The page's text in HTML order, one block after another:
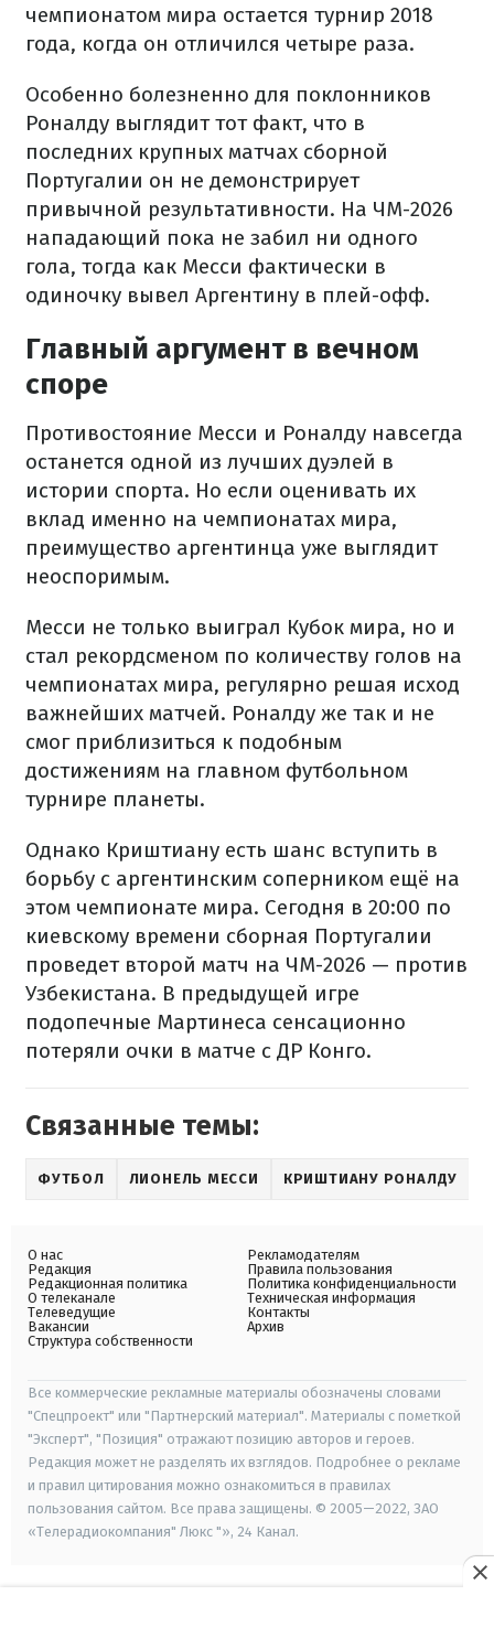
чемпионатом мира остается турнир 2018
года, когда он отличился четыре раза.
Особенно болезненно для поклонников
Роналду выглядит тот факт, что в
последних крупных матчах сборной
Португалии он не демонстрирует
привычной результативности. На ЧМ-2026
нападающий пока не забил ни одного
гола, тогда как Месси фактически в
одиночку вывел Аргентину в плей-офф.
Главный аргумент в вечном
споре
Противостояние Месси и Роналду навсегда
останется одной из лучших дуэлей в
истории спорта. Но если оценивать их
вклад именно на чемпионатах мира,
преимущество аргентинца уже выглядит
неоспоримым.
Месси не только выиграл Кубок мира, но и
стал рекордсменом по количеству голов на
чемпионатах мира, регулярно решая исход
важнейших матчей. Роналду же так и не
смог приблизиться к подобным
достижениям на главном футбольном
турнире планеты.
Однако Криштиану есть шанс вступить в
борьбу с аргентинским соперником ещё на
этом чемпионате мира. Сегодня в 20:00 по
киевскому времени сборная Португалии
проведет второй матч на ЧМ-2026 — против
Узбекистана. В предыдущей игре
подопечные Мартинеса сенсационно
потеряли очки в матче с ДР Конго.
Связанные темы:
ФУТБОЛ ЛИОНЕЛЬ МЕССИ КРИШТИАНУ РОНАЛДУ
О нас
Редакция
Редакционная политика
О телеканале
Телеведущие
Вакансии
Структура собственности
Рекламодателям
Правила пользования
Политика конфиденциальности
Техническая информация
Контакты
Архив
Все коммерческие рекламные материалы обозначены словами
"Спецпроект" или "Партнерский материал". Материалы с пометкой
"Эксперт", "Позиция" отражают позицию авторов и героев.
Редакция может не разделять их взглядов. Подробнее о рекламе
и правил цитирования можно ознакомиться в правилах
пользования сайтом. Все права защищены. © 2005—2022, ЗАО
«Телерадиокомпания" Люкс "», 24 Канал.